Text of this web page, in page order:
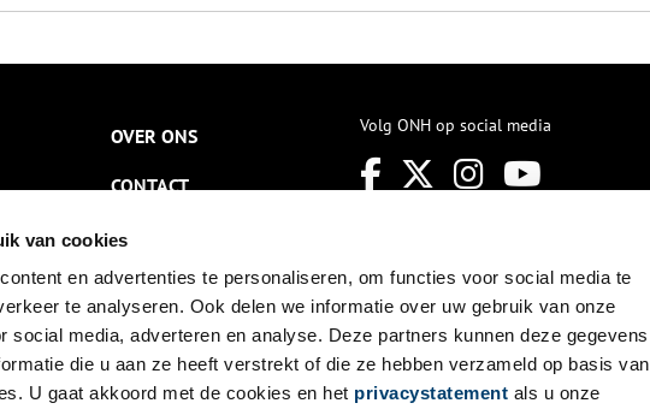
van cookies
en advertenties te personaliseren, om functies voor social media te
te analyseren. Ook delen we informatie over uw gebruik van onze
social media, adverteren en analyse. Deze partners kunnen deze gegevens
die u aan ze heeft verstrekt of die ze hebben verzameld op basis van
U gaat akkoord met de cookies en het privacystatement als u onze
OVER ONS
CONTACT
NIEUWSBRIEF
DISCLAIMER
PRIVACY
TOEGANKELIJKHEID
Volg ONH op social media